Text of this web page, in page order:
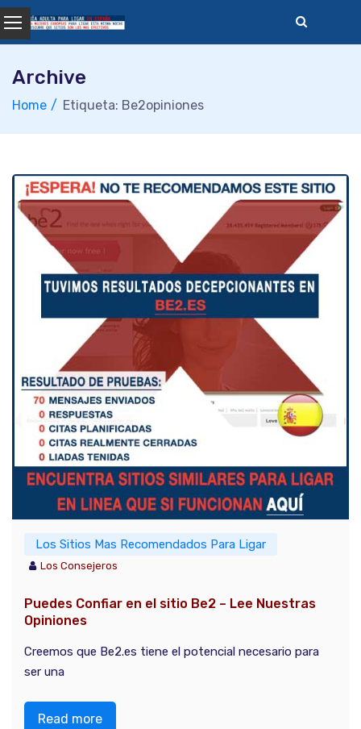
Skip
to
content
Archive
Home Etiqueta: Be2opiniones
Los Sitios Mas Recomendados Para Ligar
Los Consejeros
Puedes Confiar en el sitio Be2 – Lee Nuestras
Opiniones
Creemos que Be2.es tiene el potencial necesario para
ser una
Read more